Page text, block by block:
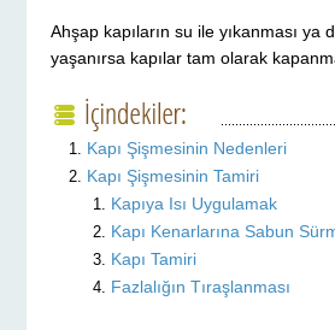
Ahşap kapıların su ile yıkanması
yaşanırsa kapılar tam olarak
Kapı Şişmesinin Nedenleri
Kapı Şişmesinin Tamiri
Kapıya Isı Uygulamak
Kapı Kenarlarına Sabun
Kapı Tamiri
Fazlalığın Tıraşlanması